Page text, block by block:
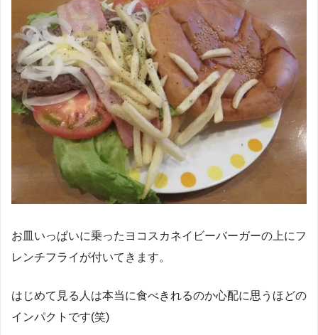
お皿いっぱいに乗ったヨコスカネイビーバーガーの上にフ
レンチフライが付いてきます。
はじめて見る人は本当に食べきれるのか心配に思うほどの
インパクトです(笑)